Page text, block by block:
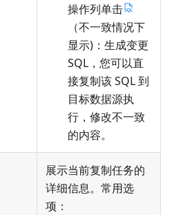
操作列单击
（不一致情况下
显示)：生成变更
SQL，您可以直
接复制该 SQL 到
目标数据源执
行，修改不一致
的内容。
展示当前复制任务的
详细信息。常用选
项：